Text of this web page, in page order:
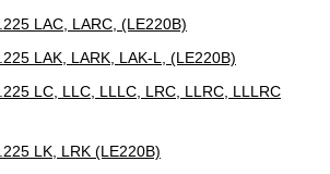
LAC, LARC, (LE220B)
LAK, LARK, LAK-L, (LE220B)
LC, LLC, LLLC, LRC, LLRC, LLLRC
LK, LRK (LE220B)